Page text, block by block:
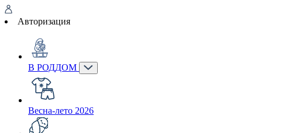
Авторизация
В РОДДОМ
Весна-лето 2026